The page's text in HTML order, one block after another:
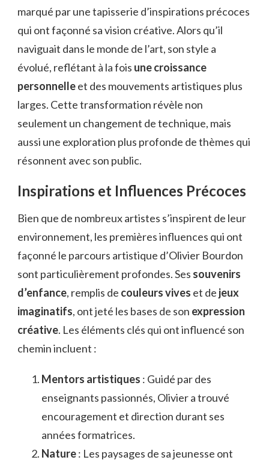
marqué par une tapisserie d’inspirations précoces
qui ont façonné sa vision créative. Alors qu’il
naviguait dans le monde de l’art, son style a
évolué, reflétant à la fois une croissance
personnelleet des mouvements artistiques plus
larges. Cette transformation révèle non
seulement un changement de technique, mais
aussi une exploration plus profonde de thèmes qui
résonnent avec son public.
Inspirations et Influences Précoces
Bien que de nombreux artistes s’inspirent de leur
environnement, les premières influences qui ont
façonné le parcours artistique d’Olivier Bourdon
sont particulièrement profondes. Ses souvenirs
d’enfance, remplis de couleurs vives et de jeux
imaginatifs, ont jeté les bases de son expression
créative. Les éléments clés qui ont influencé son
chemin incluent :
Mentors artistiques : Guidé par des
enseignants passionnés, Olivier a trouvé
encouragement et direction durant ses
années formatrices.
Nature: Les paysages de sa jeunesse ont